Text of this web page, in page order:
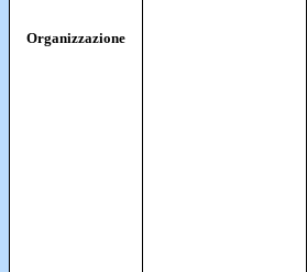
Organizzazione